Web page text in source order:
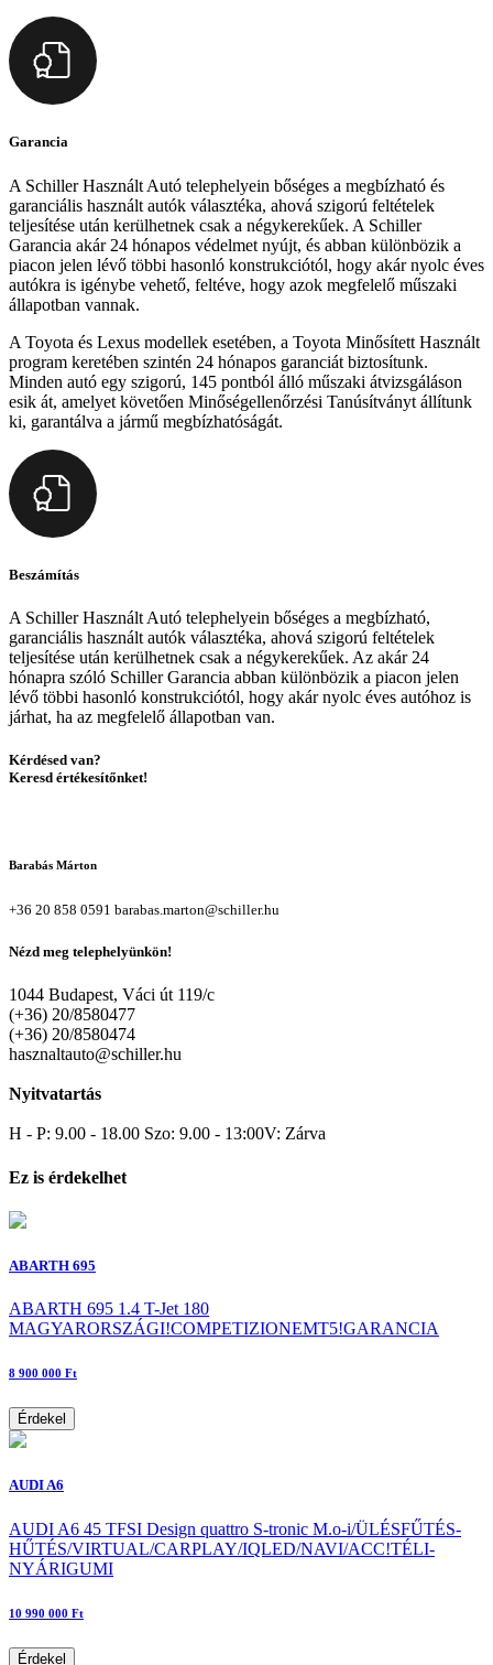
Garancia
A Schiller Használt Autó telephelyein bőséges a megbízható és
garanciális használt autók választéka, ahová szigorú feltételek
teljesítése után kerülhetnek csak a négykerekűek. A Schiller
Garancia akár 24 hónapos védelmet nyújt, és abban különbözik a
piacon jelen lévő többi hasonló konstrukciótól, hogy akár nyolc éves
autókra is igénybe vehető, feltéve, hogy azok megfelelő műszaki
állapotban vannak.
A Toyota és Lexus modellek esetében, a Toyota Minősített Használt
program keretében szintén 24 hónapos garanciát biztosítunk.
Minden autó egy szigorú, 145 pontból álló műszaki átvizsgáláson
esik át, amelyet követően Minőségellenőrzési Tanúsítványt állítunk
ki, garantálva a jármű megbízhatóságát.
Beszámítás
A Schiller Használt Autó telephelyein bőséges a megbízható,
garanciális használt autók választéka, ahová szigorú feltételek
teljesítése után kerülhetnek csak a négykerekűek. Az akár 24
hónapra szóló Schiller Garancia abban különbözik a piacon jelen
lévő többi hasonló konstrukciótól, hogy akár nyolc éves autóhoz is
járhat, ha az megfelelő állapotban van.
Kérdésed van?
Keresd értékesítőnket!
Barabás Márton
+36 20 858 0591 barabas.marton@schiller.hu
Nézd meg telephelyünkön!
1044 Budapest, Váci út 119/c
(+36) 20/8580477
(+36) 20/8580474
hasznaltauto@schiller.hu
Nyitvatartás
H - P: 9.00 - 18.00 Szo: 9.00 - 13:00V: Zárva
Ez is érdekelhet
ABARTH 695
ABARTH 695 1.4 T-Jet 180
MAGYARORSZÁGI!COMPETIZIONEMT5!GARANCIA
8 900 000 Ft
Érdekel
AUDI A6
AUDI A6 45 TFSI Design quattro S-tronic M.o-i/ÜLÉSFŰTÉS-
HŰTÉS/VIRTUAL/CARPLAY/IQLED/NAVI/ACC!TÉLI-
NYÁRIGUMI
10 990 000 Ft
Érdekel